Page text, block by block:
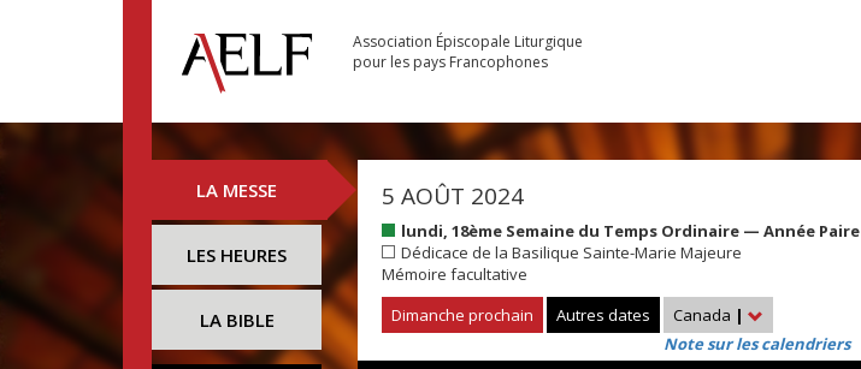
Association Épiscopale Liturgique
pour les pays Francophones
LA MESSE
LES HEURES
LA BIBLE
5 AOÛT 2024
lundi, 18ème Semaine du Temps Ordinaire — Année Paire
Dédicace de la Basilique Sainte-Marie Majeure
Mémoire facultative
Dimanche prochain
Autres dates Canada |
Note sur les calendriers